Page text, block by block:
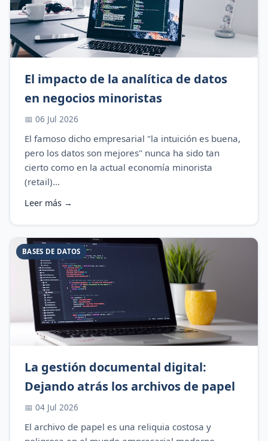
El impacto de la analítica de datos
en negocios minoristas
📅 06 Jul 2026
El famoso dicho empresarial "la intuición es buena,
pero los datos son mejores" nunca ha sido tan
cierto como en la actual economía minorista
(retail)...
Leer más →
BASES DE DATOS
La gestión documental digital:
Dejando atrás los archivos de papel
📅 04 Jul 2026
El archivo de papel es una reliquia costosa y